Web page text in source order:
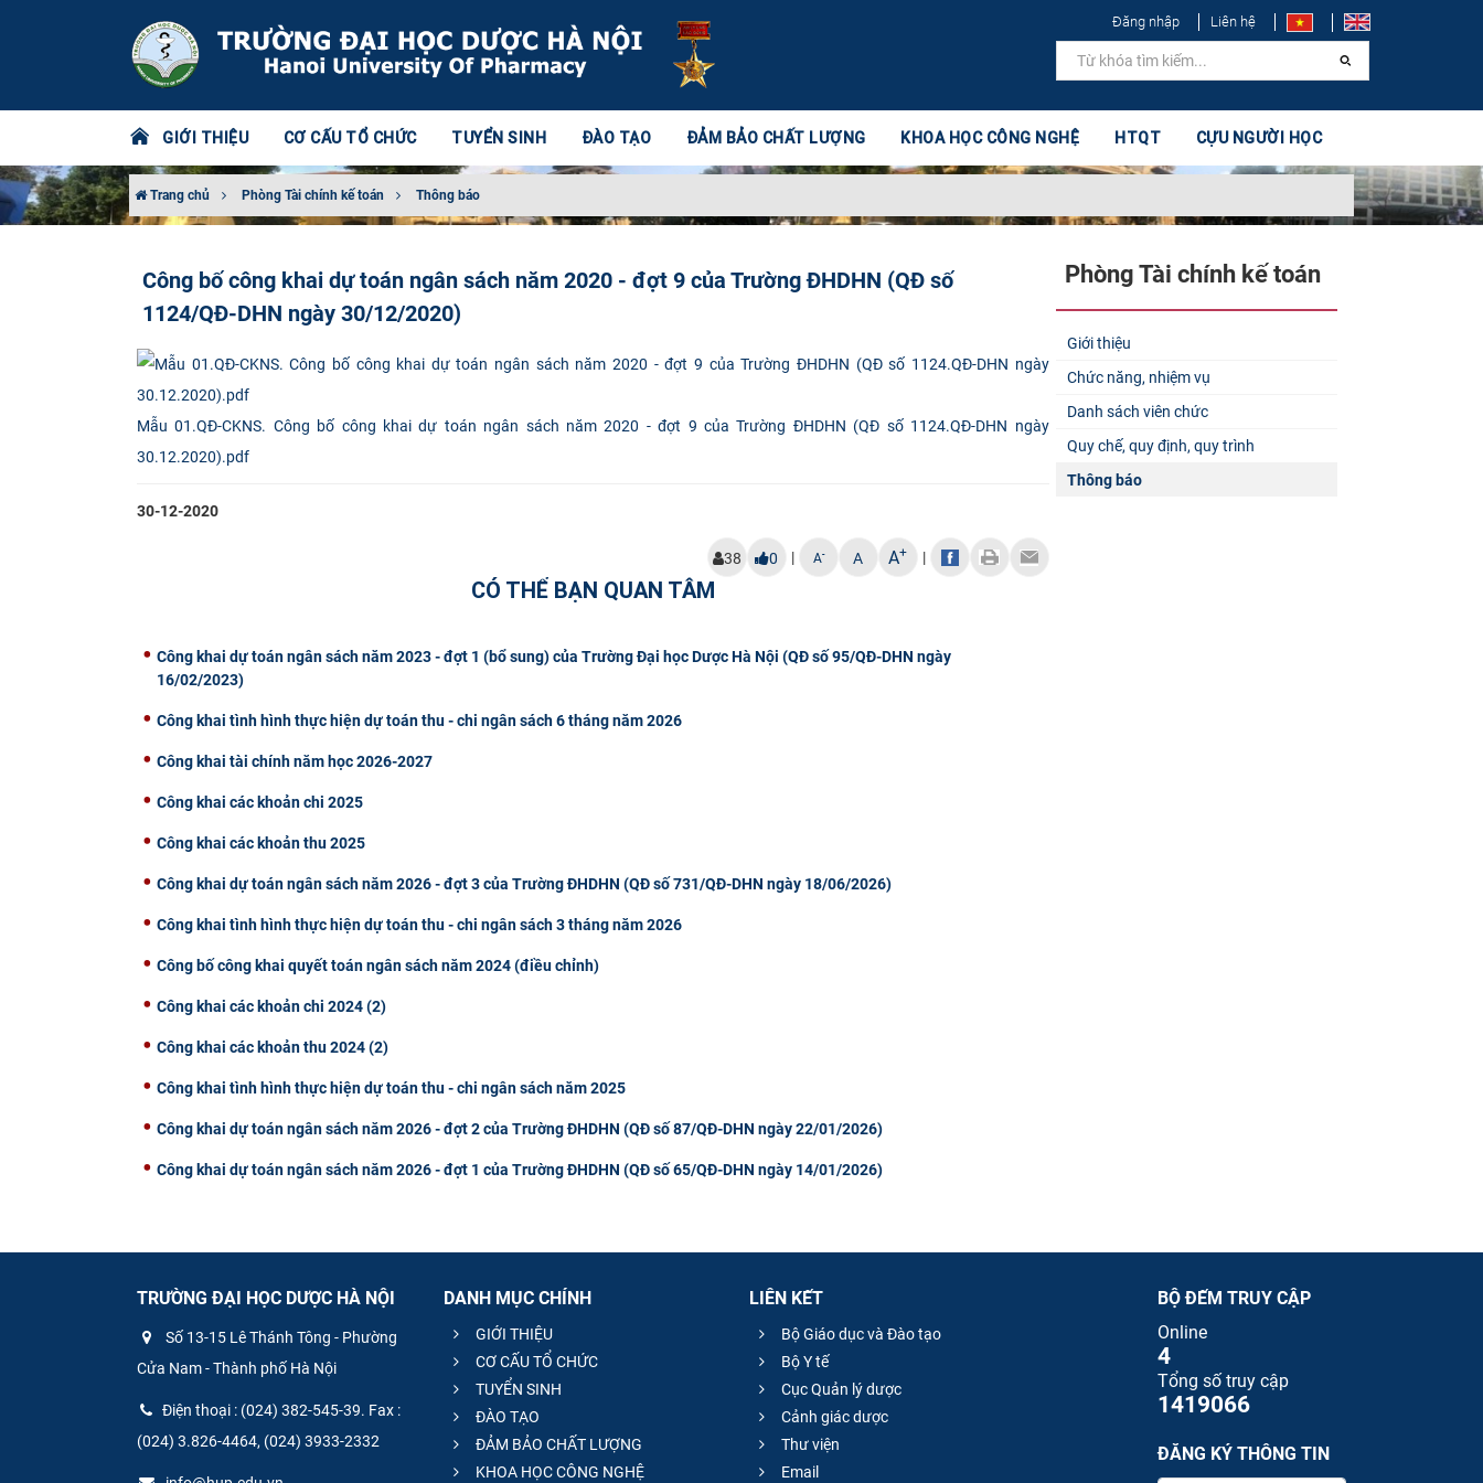
Đăng nhập Liên hệ
GIỚI THIỆU CƠ CẤU TỔ CHỨC TUYỂN SINH ĐÀO TẠO ĐẢM BẢO CHẤT LƯỢNG KHOA HỌC CÔNG NGHỆ HTQT CỰU NGƯỜI HỌC
Trang chủ Phòng Tài chính kế toán Thông báo
Công bố công khai dự toán ngân sách năm 2020 - đợt 9 của Trường ĐHDHN (QĐ số
1124/QĐ-DHN ngày 30/12/2020)
Mẫu 01.QĐ-CKNS. Công bố công khai dự toán ngân sách năm 2020 - đợt 9 của Trường ĐHDHN (QĐ số 1124.QĐ-DHN ngày
30.12.2020).pdf
30-12-2020
38 0 | A- A A+ |
CÓ THỂ BẠN QUAN TÂM
Công khai dự toán ngân sách năm 2023 - đợt 1 (bổ sung) của Trường Đại học Dược Hà Nội (QĐ số 95/QĐ-DHN ngày
16/02/2023)
Công khai tình hình thực hiện dự toán thu - chi ngân sách 6 tháng năm 2026
Công khai tài chính năm học 2026-2027
Công khai các khoản chi 2025
Công khai các khoản thu 2025
Công khai dự toán ngân sách năm 2026 - đợt 3 của Trường ĐHDHN (QĐ số 731/QĐ-DHN ngày 18/06/2026)
Công khai tình hình thực hiện dự toán thu - chi ngân sách 3 tháng năm 2026
Công bố công khai quyết toán ngân sách năm 2024 (điều chỉnh)
Công khai các khoản chi 2024 (2)
Công khai các khoản thu 2024 (2)
Công khai tình hình thực hiện dự toán thu - chi ngân sách năm 2025
Công khai dự toán ngân sách năm 2026 - đợt 2 của Trường ĐHDHN (QĐ số 87/QĐ-DHN ngày 22/01/2026)
Công khai dự toán ngân sách năm 2026 - đợt 1 của Trường ĐHDHN (QĐ số 65/QĐ-DHN ngày 14/01/2026)
Phòng Tài chính kế toán
Giới thiệu
Chức năng, nhiệm vụ
Danh sách viên chức
Quy chế, quy định, quy trình
Thông báo
TRƯỜNG ĐẠI HỌC DƯỢC HÀ NỘI
Số 13-15 Lê Thánh Tông - Phường
Cửa Nam - Thành phố Hà Nội
Điện thoại : (024) 382-545-39. Fax :
(024) 3.826-4464, (024) 3933-2332
DANH MỤC CHÍNH
GIỚI THIỆU
CƠ CẤU TỔ CHỨC
TUYỂN SINH
ĐÀO TẠO
ĐẢM BẢO CHẤT LƯỢNG
KHOA HỌC CÔNG NGHỆ
LIÊN KẾT
Bộ Giáo dục và Đào tạo
Bộ Y tế
Cục Quản lý dược
Cảnh giác dược
Thư viện
Email
BỘ ĐẾM TRUY CẬP
Online
4
Tổng số truy cập
1419066
ĐĂNG KÝ THÔNG TIN